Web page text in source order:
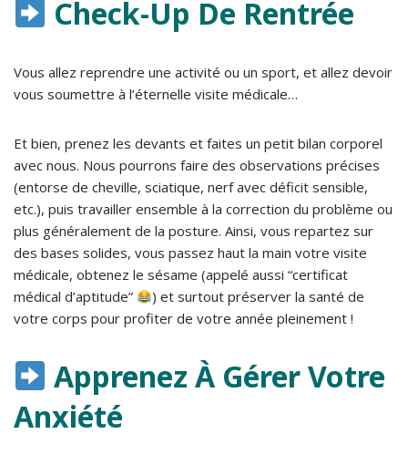
Check-Up De Rentrée
Vous allez reprendre une activité ou un sport, et allez devoir
vous soumettre à l’éternelle visite médicale…
Et bien, prenez les devants et faites un petit bilan corporel
avec nous. Nous pourrons faire des observations précises
(entorse de cheville, sciatique, nerf avec déficit sensible,
etc.), puis travailler ensemble à la correction du problème ou
plus généralement de la posture. Ainsi, vous repartez sur
des bases solides, vous passez haut la main votre visite
médicale, obtenez le sésame (appelé aussi “certificat
médical d’aptitude”
) et surtout préserver la santé de
votre corps pour profiter de votre année pleinement !
Apprenez À Gérer Votre
Anxiété